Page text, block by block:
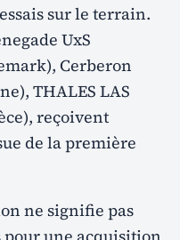
sur le terrain.
UxS
Cerberon
THALES LAS
reçoivent
de la première
ne signifie pas